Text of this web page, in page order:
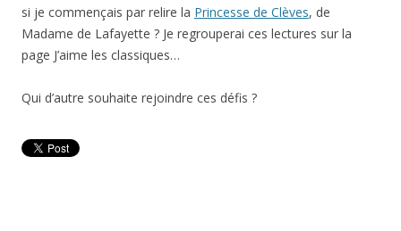
si je commençais par relire la Princesse de Clèves, de
Madame de Lafayette ? Je regrouperai ces lectures sur la
page J’aime les classiques…
Qui d’autre souhaite rejoindre ces défis ?